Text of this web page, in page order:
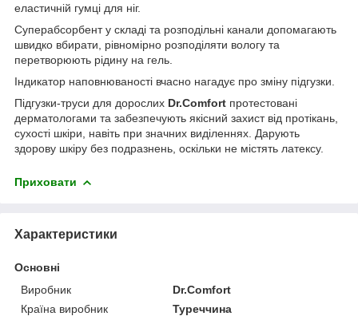
еластичній гумці для ніг.
Суперабсорбент у складі та розподільні канали допомагають
швидко вбирати, рівномірно розподіляти вологу та
перетворюють рідину на гель.
Індикатор наповнюваності вчасно нагадує про зміну підгузки.
Підгузки-труси для дорослих Dr.Comfort протестовані
дерматологами та забезпечують якісний захист від протікань,
сухості шкіри, навіть при значних виділеннях. Дарують
здорову шкіру без подразнень, оскільки не містять латексу.
Приховати
Характеристики
Основні
Виробник
Dr.Comfort
Країна виробник
Туреччина